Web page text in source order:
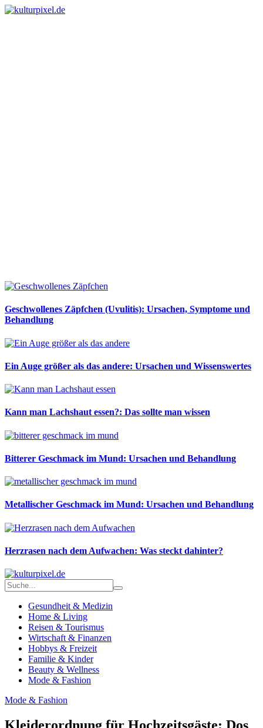
Geschwollenes Zäpfchen (Uvulitis): Ursachen, Symptome und
Behandlung
Ein Auge größer als das andere: Ursachen und Wissenswertes
Kann man Lachshaut essen?: Das sollte man wissen
Bitterer Geschmack im Mund: Ursachen und Behandlung
Metallischer Geschmack im Mund: Ursachen und Behandlung
Herzrasen nach dem Aufwachen: Was steckt dahinter?
Gesundheit & Medizin
Home & Living
Reisen & Tourismus
Wirtschaft & Finanzen
Hobbys & Freizeit
Familie & Kinder
Beauty & Wellness
Mode & Fashion
Mode & Fashion